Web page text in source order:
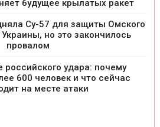
будущее крылатых ракет
Су-57 для защиты Омского
но это закончилось
провалом
российского удара: почему
600 человек и что сейчас
на месте атаки